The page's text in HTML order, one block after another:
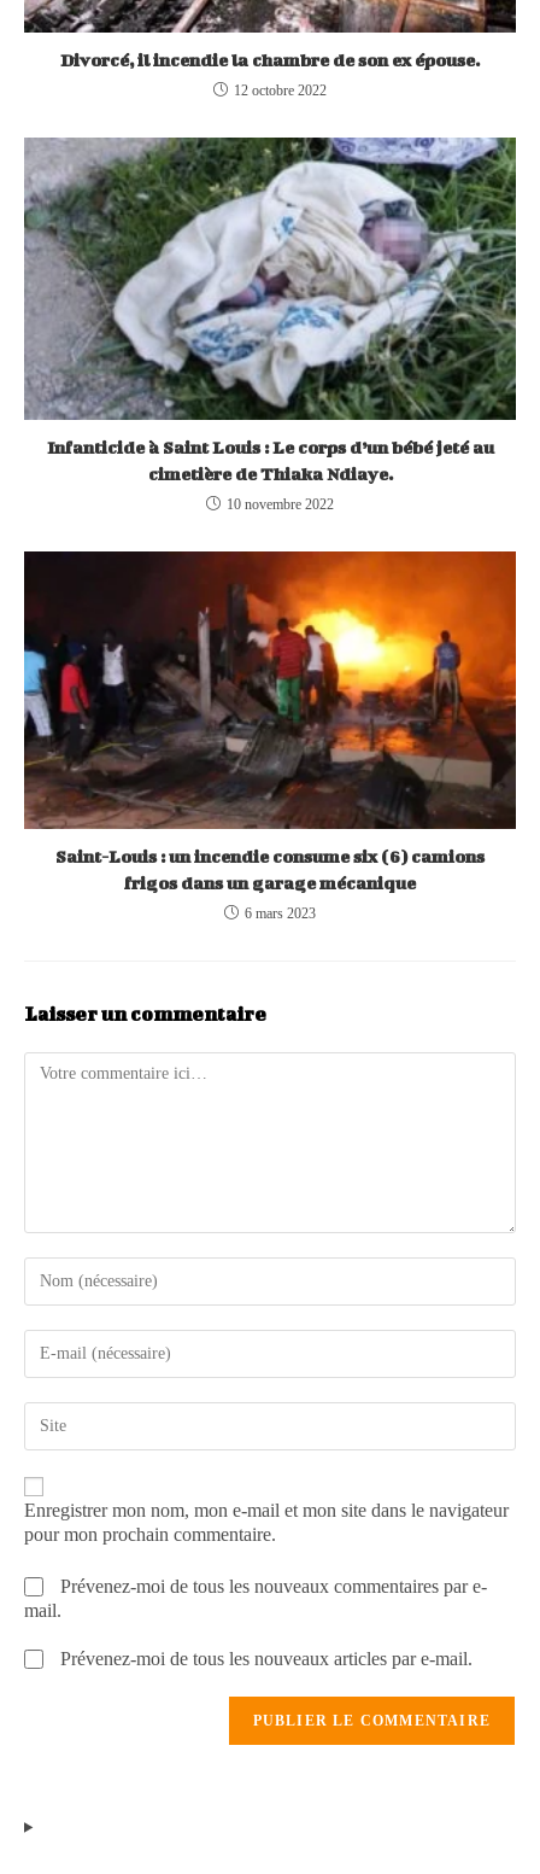
Divorcé, il incendie la chambre de son ex épouse.
12 octobre 2022
Infanticide à Saint Louis : Le corps d’un bébé jeté au
cimetière de Thiaka Ndiaye.
10 novembre 2022
Saint-Louis : un incendie consume six (6) camions
frigos dans un garage mécanique
6 mars 2023
Laisser un commentaire
Enregistrer mon nom, mon e-mail et mon site dans le navigateur
pour mon prochain commentaire.
Prévenez-moi de tous les nouveaux commentaires par e-
mail.
Prévenez-moi de tous les nouveaux articles par e-mail.